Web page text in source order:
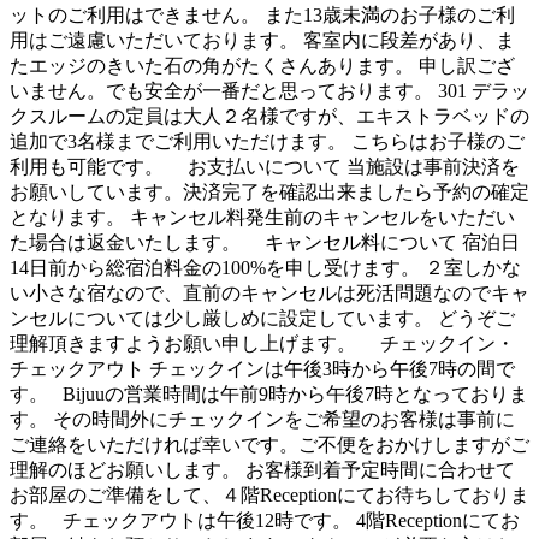
ットのご利用はできません。 また13歳未満のお子様のご利
用はご遠慮いただいております。 客室内に段差があり、ま
たエッジのきいた石の角がたくさんあります。 申し訳ござ
いません。でも安全が一番だと思っております。 301 デラッ
クスルームの定員は大人２名様ですが、エキストラベッドの
追加で3名様までご利用いただけます。 こちらはお子様のご
利用も可能です。 お支払いについて 当施設は事前決済を
お願いしています。決済完了を確認出来ましたら予約の確定
となります。 キャンセル料発生前のキャンセルをいただい
た場合は返金いたします。 キャンセル料について 宿泊日
14日前から総宿泊料金の100%を申し受けます。 ２室しかな
い小さな宿なので、直前のキャンセルは死活問題なのでキャ
ンセルについては少し厳しめに設定しています。 どうぞご
理解頂きますようお願い申し上げます。 チェックイン・
チェックアウト チェックインは午後3時から午後7時の間で
す。 Bijuuの営業時間は午前9時から午後7時となっておりま
す。 その時間外にチェックインをご希望のお客様は事前に
ご連絡をいただければ幸いです。ご不便をおかけしますがご
理解のほどお願いします。 お客様到着予定時間に合わせて
お部屋のご準備をして、４階Receptionにてお待ちしておりま
す。 チェックアウトは午後12時です。 4階Receptionにてお